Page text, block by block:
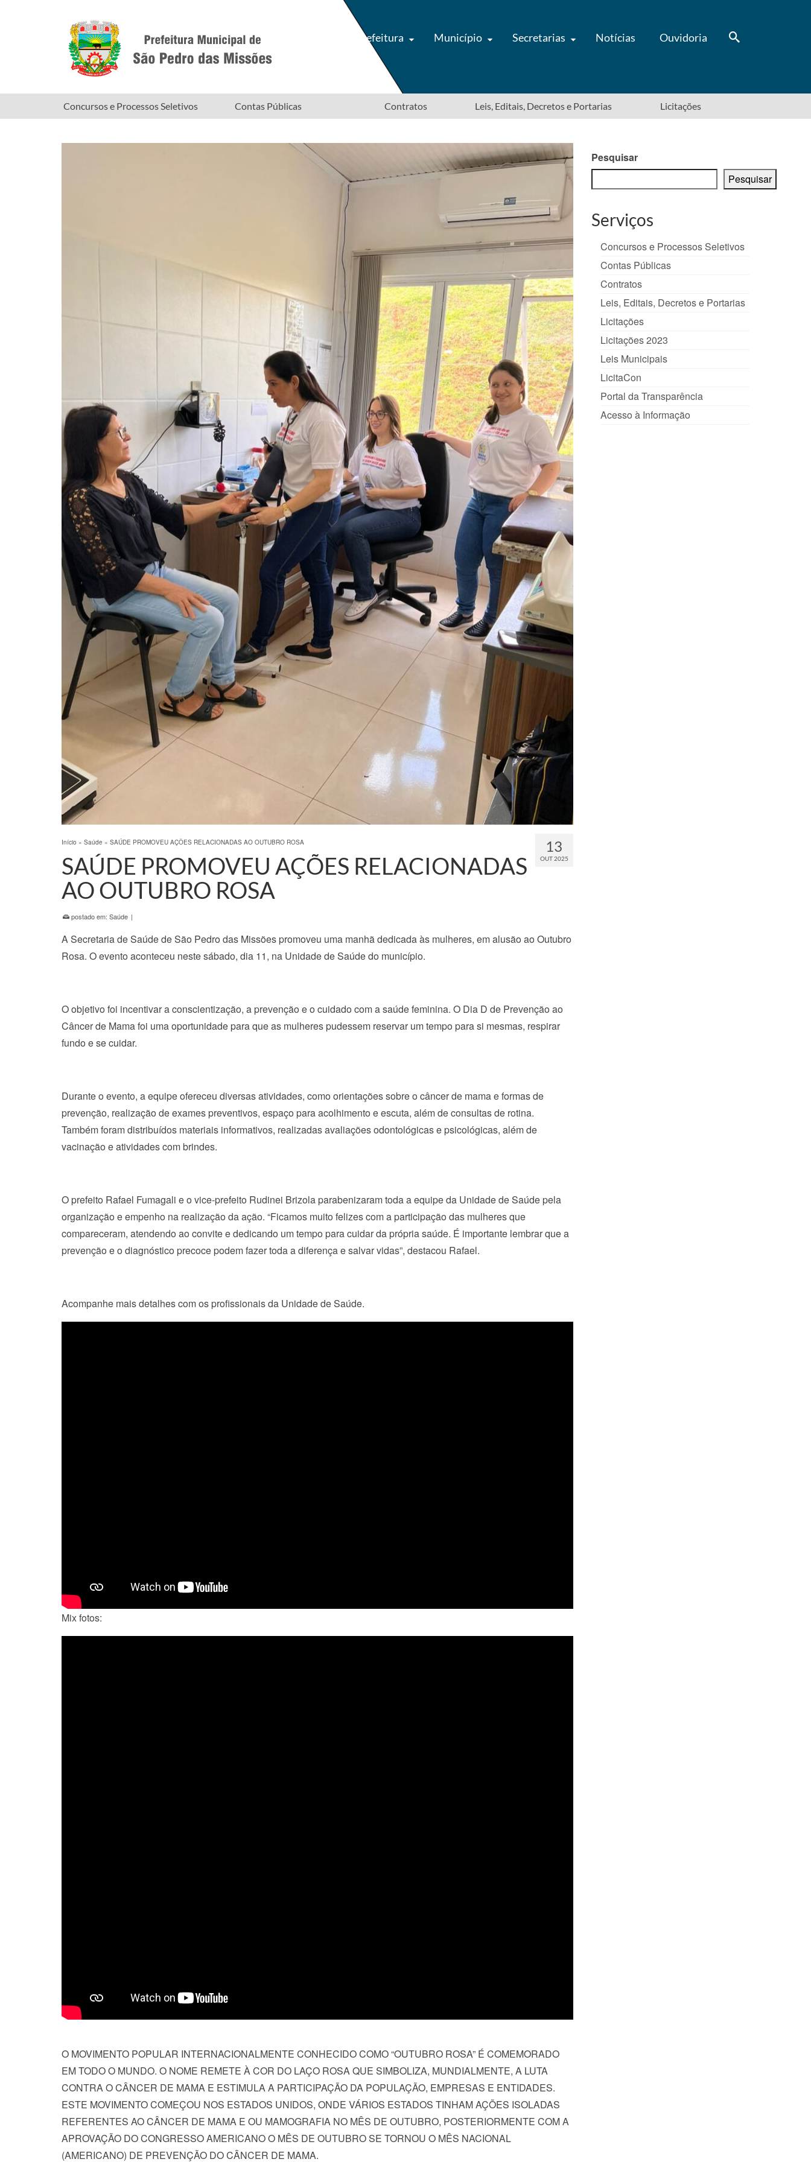
Prefeitura Município Secretarias Notícias Ouvidoria
Concursos e Processos Seletivos Contas Públicas Contratos Leis, Editais, Decretos e Portarias Licitações
13
OUT 2025
Início » Saúde » SAÚDE PROMOVEU AÇÕES RELACIONADAS AO OUTUBRO ROSA
SAÚDE PROMOVEU AÇÕES RELACIONADAS
AO OUTUBRO ROSA
postado em: Saúde |
A Secretaria de Saúde de São Pedro das Missões promoveu uma manhã dedicada às mulheres, em alusão ao Outubro
Rosa. O evento aconteceu neste sábado, dia 11, na Unidade de Saúde do município.
O objetivo foi incentivar a conscientização, a prevenção e o cuidado com a saúde feminina. O Dia D de Prevenção ao
Câncer de Mama foi uma oportunidade para que as mulheres pudessem reservar um tempo para si mesmas, respirar
fundo e se cuidar.
Durante o evento, a equipe ofereceu diversas atividades, como orientações sobre o câncer de mama e formas de
prevenção, realização de exames preventivos, espaço para acolhimento e escuta, além de consultas de rotina.
Também foram distribuídos materiais informativos, realizadas avaliações odontológicas e psicológicas, além de
vacinação e atividades com brindes.
O prefeito Rafael Fumagali e o vice-prefeito Rudinei Brizola parabenizaram toda a equipe da Unidade de Saúde pela
organização e empenho na realização da ação. “Ficamos muito felizes com a participação das mulheres que
compareceram, atendendo ao convite e dedicando um tempo para cuidar da própria saúde. É importante lembrar que a
prevenção e o diagnóstico precoce podem fazer toda a diferença e salvar vidas”, destacou Rafael.
Acompanhe mais detalhes com os profissionais da Unidade de Saúde.
Mix fotos:
O MOVIMENTO POPULAR INTERNACIONALMENTE CONHECIDO COMO “OUTUBRO ROSA” É COMEMORADO
EM TODO O MUNDO. O NOME REMETE À COR DO LAÇO ROSA QUE SIMBOLIZA, MUNDIALMENTE, A LUTA
CONTRA O CÂNCER DE MAMA E ESTIMULA A PARTICIPAÇÃO DA POPULAÇÃO, EMPRESAS E ENTIDADES.
ESTE MOVIMENTO COMEÇOU NOS ESTADOS UNIDOS, ONDE VÁRIOS ESTADOS TINHAM AÇÕES ISOLADAS
REFERENTES AO CÂNCER DE MAMA E OU MAMOGRAFIA NO MÊS DE OUTUBRO, POSTERIORMENTE COM A
APROVAÇÃO DO CONGRESSO AMERICANO O MÊS DE OUTUBRO SE TORNOU O MÊS NACIONAL
(AMERICANO) DE PREVENÇÃO DO CÂNCER DE MAMA.
Pesquisar
Pesquisar
Serviços
Concursos e Processos Seletivos
Contas Públicas
Contratos
Leis, Editais, Decretos e Portarias
Licitações
Licitações 2023
Leis Municipais
LicitaCon
Portal da Transparência
Acesso à Informação